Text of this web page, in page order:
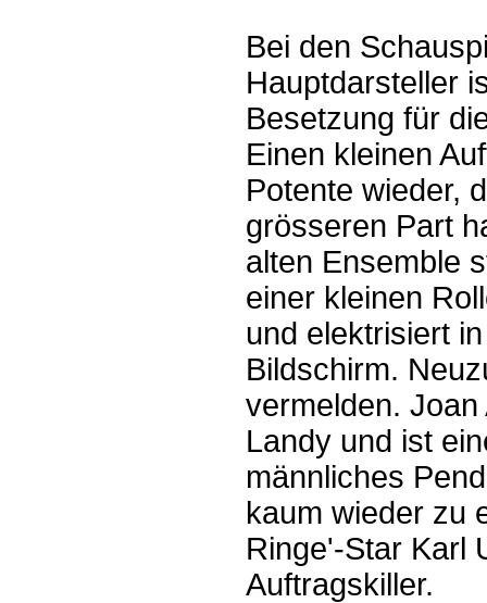
Bei den
Hauptdarsteller
Besetzung für
Einen kleinen
Potente wieder,
grösseren Part
alten Ensemble
einer kleinen
und elektrisiert
Bildschirm.
vermelden.
Landy und ist
männliches
kaum wieder zu
Ringe'-Star Karl
Auftragskiller.